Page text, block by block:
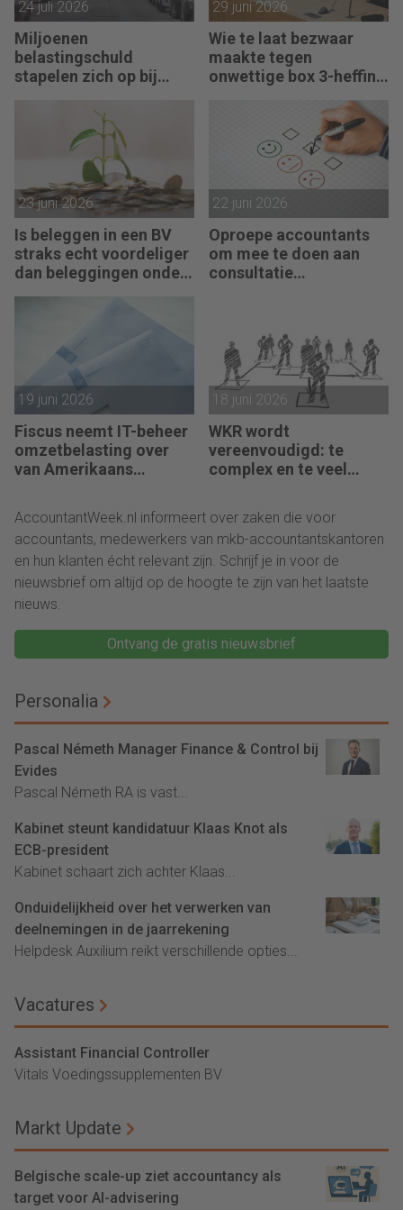
24 juli 2026
Miljoenen
belastingschuld
stapelen zich op bij
29 juni 2026
Wie te laat bezwaar
maakte tegen
onwettige box 3-heffing
23 juni 2026
Is beleggen in een BV
straks echt voordeliger
dan beleggingen onder
22 juni 2026
Oproepe accountants
om mee te doen aan
consultatie
19 juni 2026
Fiscus neemt IT-beheer
omzetbelasting over
van Amerikaans
18 juni 2026
WKR wordt
vereenvoudigd: te
complex en te veel
AccountantWeek.nl informeert over zaken die voor
accountants, medewerkers van mkb-accountantskantoren
en hun klanten écht relevant zijn. Schrijf je in voor de
nieuwsbrief om altijd op de hoogte te zijn van het laatste
nieuws.
Ontvang de gratis nieuwsbrief
Personalia
Pascal Németh Manager Finance & Control bij
Evides
Pascal Németh RA is vast...
Kabinet steunt kandidatuur Klaas Knot als
ECB-president
Kabinet schaart zich achter Klaas...
Onduidelijkheid over het verwerken van
deelnemingen in de jaarrekening
Helpdesk Auxilium reikt verschillende opties...
Vacatures
Assistant Financial Controller
Vitals Voedingssupplementen BV
Markt Update
Belgische scale-up ziet accountancy als
target voor AI-advisering